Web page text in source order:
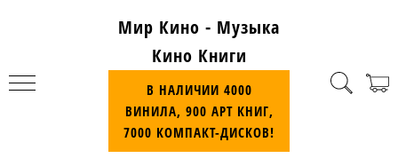
Мир Кино - Музыка
Кино Книги
В НАЛИЧИИ 4000
ВИНИЛА, 900 АРТ КНИГ,
7000 КОМПАКТ-ДИСКОВ!